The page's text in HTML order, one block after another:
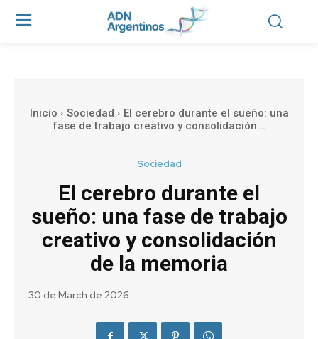
Inicio Sociedad
El cerebro durante el sueño: una
fase de trabajo creativo y consolidación...
Sociedad
El cerebro durante el
sueño: una fase de trabajo
creativo y consolidación
de la memoria
30 de March de 2026